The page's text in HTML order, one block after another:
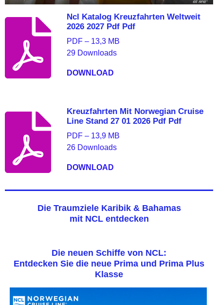
Ncl Katalog Kreuzfahrten Weltweit
2026 2027 Pdf Pdf
PDF – 13,3 MB
29 Downloads
DOWNLOAD
Kreuzfahrten Mit Norwegian Cruise
Line Stand 27 01 2026 Pdf Pdf
PDF – 13,9 MB
26 Downloads
DOWNLOAD
Die Traumziele Karibik & Bahamas
mit NCL entdecken
Die neuen Schiffe von NCL:
Entdecken Sie die neue Prima und Prima Plus
Klasse